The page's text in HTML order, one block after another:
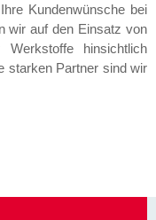
Kundenwünsche bei
wir auf den Einsatz von
hinsichtlich
starken Partner sind wir